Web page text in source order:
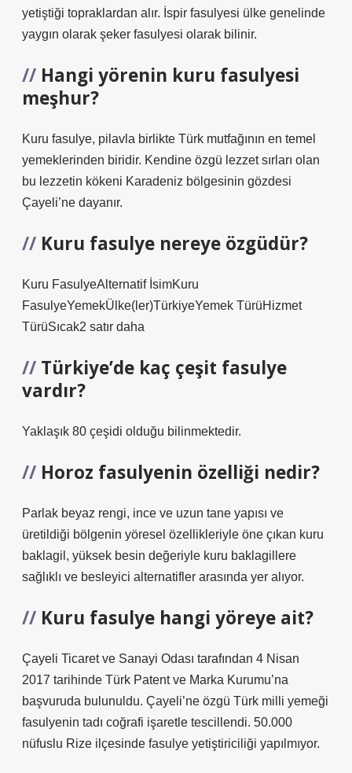
yetiştiği topraklardan alır. İspir fasulyesi ülke genelinde
yaygın olarak şeker fasulyesi olarak bilinir.
Hangi yörenin kuru fasulyesi
meşhur?
Kuru fasulye, pilavla birlikte Türk mutfağının en temel
yemeklerinden biridir. Kendine özgü lezzet sırları olan
bu lezzetin kökeni Karadeniz bölgesinin gözdesi
Çayeli’ne dayanır.
Kuru fasulye nereye özgüdür?
Kuru FasulyeAlternatif İsimKuru
FasulyeYemekÜlke(ler)TürkiyeYemek TürüHizmet
TürüSıcak2 satır daha
Türkiye’de kaç çeşit fasulye
vardır?
Yaklaşık 80 çeşidi olduğu bilinmektedir.
Horoz fasulyenin özelliği nedir?
Parlak beyaz rengi, ince ve uzun tane yapısı ve
üretildiği bölgenin yöresel özellikleriyle öne çıkan kuru
baklagil, yüksek besin değeriyle kuru baklagillere
sağlıklı ve besleyici alternatifler arasında yer alıyor.
Kuru fasulye hangi yöreye ait?
Çayeli Ticaret ve Sanayi Odası tarafından 4 Nisan
2017 tarihinde Türk Patent ve Marka Kurumu’na
başvuruda bulunuldu. Çayeli’ne özgü Türk milli yemeği
fasulyenin tadı coğrafi işaretle tescillendi. 50.000
nüfuslu Rize ilçesinde fasulye yetiştiriciliği yapılmıyor.